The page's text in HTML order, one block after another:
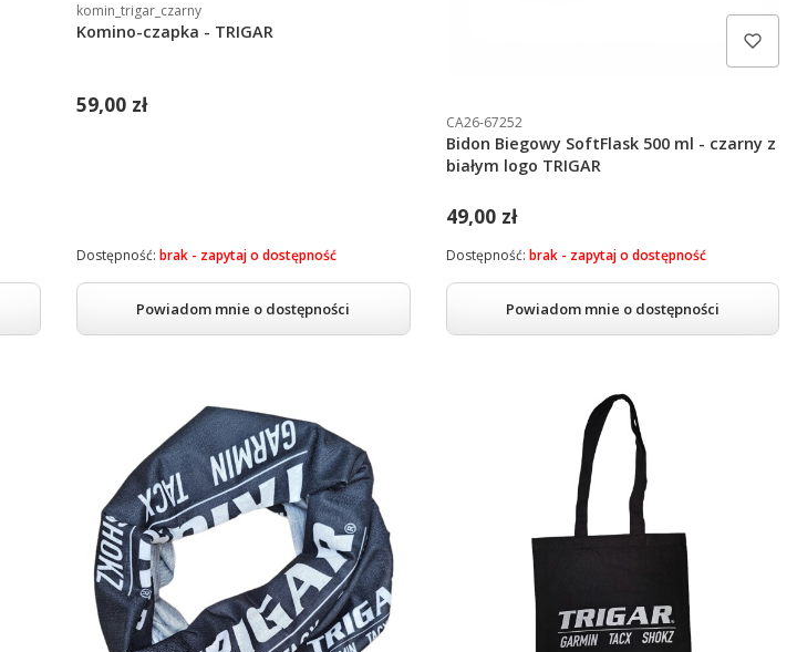
komin_trigar_czarny
Komino-czapka - TRIGAR
59,00 zł
Powiadom mnie o dostępności
Dostępność:brak - zapytaj o dostępność
CA26-67252
Bidon Biegowy SoftFlask 500 ml - czarny z
białym logo TRIGAR
49,00 zł
Powiadom mnie o dostępności
Dostępność: brak - zapytaj o dostępność